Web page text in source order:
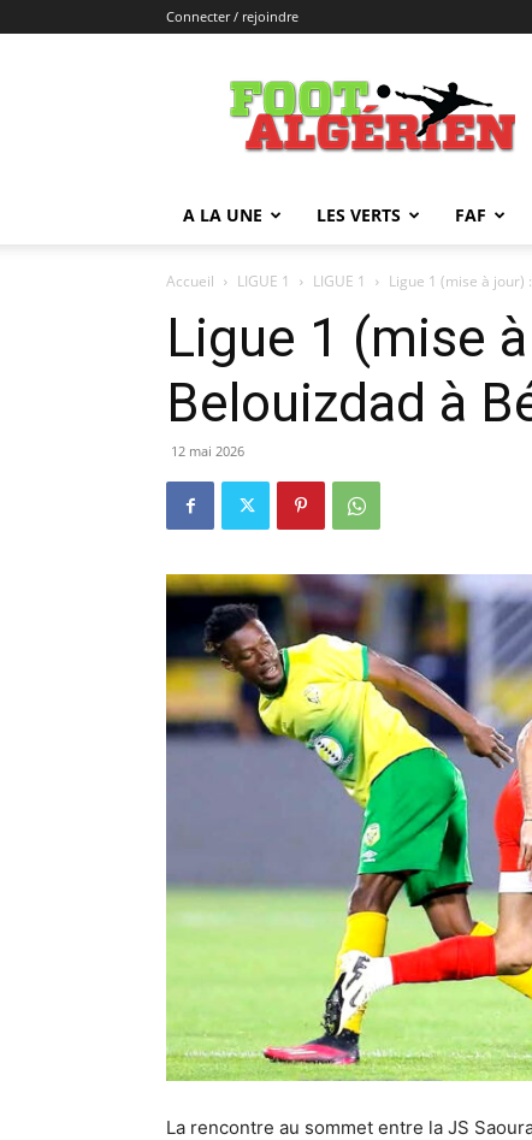
Connecter / rejoindre
FOOTALGERIEN
A LA UNE LES VERTS FAF
Accueil LIGUE 1 LIGUE 1 Ligue 1 (mise à jour)
Ligue 1 (mise
Belouizdad à
12 mai 2026
La rencontre au sommet entre la JS